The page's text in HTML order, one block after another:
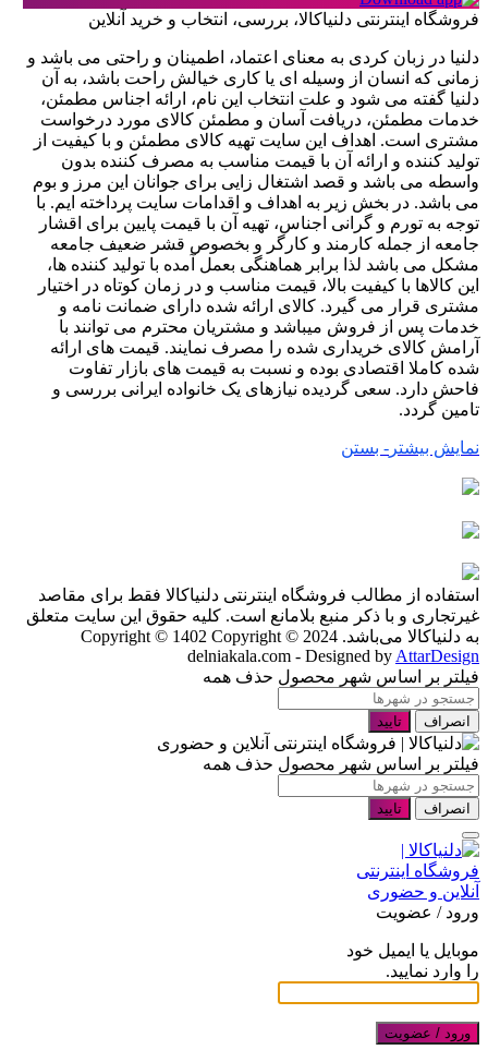
فروشگاه اینترنتی دلنیاکالا، بررسی، انتخاب و خرید آنلاین
دلنیا در زبان کردی به معنای اعتماد، اطمینان و راحتی می باشد و
زمانی که انسان از وسیله ای یا کاری خیالش راحت باشد، به آن
دلنیا گفته می شود و علت انتخاب این نام، ارائه اجناس مطمئن،
خدمات مطمئن، دریافت آسان و مطمئن کالای مورد درخواست
مشتری است. اهداف این سایت تهیه کالای مطمئن و با کیفیت از
تولید کننده و ارائه آن با قیمت مناسب به مصرف کننده بدون
واسطه می باشد و قصد اشتغال زایی برای جوانان این مرز و بوم
می باشد. در بخش زیر به اهداف و اقدامات سایت پرداخته ایم. با
توجه به تورم و گرانی اجناس، تهیه آن با قیمت پایین برای اقشار
جامعه از جمله کارمند و کارگر و بخصوص قشر ضعیف جامعه
مشکل می باشد لذا برابر هماهنگی بعمل آمده با تولید کننده ها،
این کالاها با کیفیت بالا، قیمت مناسب و در زمان کوتاه در اختیار
مشتری قرار می گیرد. کالای ارائه شده دارای ضمانت نامه و
خدمات پس از فروش میباشد و مشتریان محترم می توانند با
آرامش کالای خریداری شده را مصرف نمایند. قیمت های ارائه
شده کاملا اقتصادی بوده و نسبت به قیمت های بازار تفاوت
فاحش دارد. سعی گردیده نیازهای یک خانواده ایرانی بررسی و
تامین گردد.
نمایش بیشتر - بستن
استفاده از مطالب فروشگاه اینترنتی دلنیاکالا فقط برای مقاصد
غیرتجاری و با ذکر منبع بلامانع است. کلیه حقوق این سایت متعلق
به دلنیاکالا می‌باشد. Copyright © 1402 Copyright © 2024
delniakala.com - Designed by AttarDesign
فیلتر بر اساس شهر محصول حذف همه
انصراف تایید
فیلتر بر اساس شهر محصول حذف همه
انصراف تایید
ورود / عضویت
موبایل یا ایمیل خود
را وارد نمایید.
ورود / عضویت